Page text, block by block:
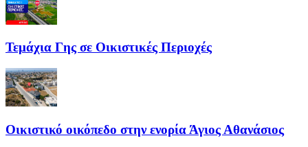
Τεμάχια Γης σε Οικιστικές Περιοχές
Οικιστικό οικόπεδο στην ενορία Άγιος Αθανάσιος